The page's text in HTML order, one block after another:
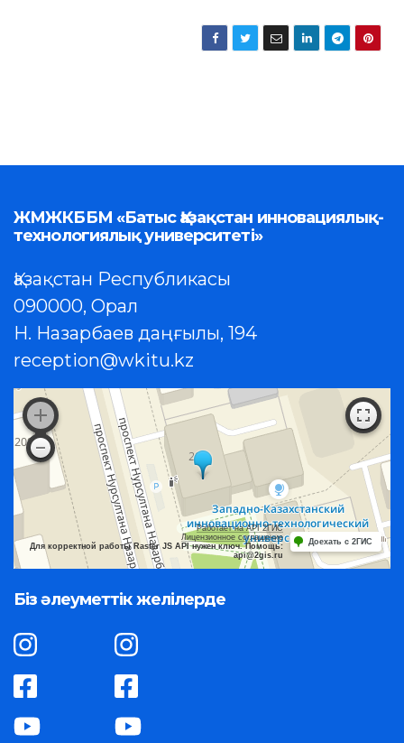
ЖМЖКББМ «Батыс Қазақстан инновациялық-
технологиялық университеті»
Қазақстан Республикасы
090000, Орал
Н. Назарбаев даңғылы, 194
reception@wkitu.kz
Работает на API 2ГИС
Лицензионное соглашение
Для корректной работы Raster JS API нужен ключ. Помощь:
api@2gis.ru
Доехать с 2ГИС
Біз әлеуметтік желілерде